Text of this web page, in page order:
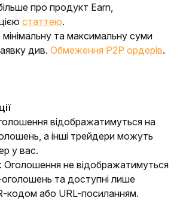
про продукт Earn,
статтею.
та максимальну суми
див. Обмеження P2P ордерів.
відображатимуться на
а інші трейдери можуть
у вас.
: Оголошення не відображатимуться
оголошень та доступні лише
кодом або URL-посиланням.